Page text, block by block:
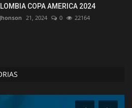
COPA AMERICA 2024
21, 2024 0 22164